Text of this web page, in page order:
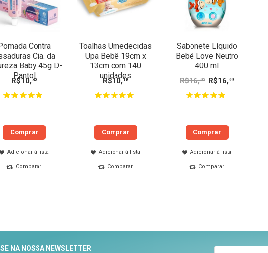
Contra
Cia. da
Baby 45g D-
Pantol
R$10,83
Comprar
Adicionar à lista
Comparar
Toalhas Umedecidas
Upa Bebê 19cm x
13cm com 140
unidades
R$10,18
Comprar
Adicionar à lista
Comparar
Sabonete Líquido
Bebê Love Neutro
400 ml
R$16,92 R$16, 09
Comprar
Adicionar à lista
Comparar
NA NOSSA NEWSLETTER